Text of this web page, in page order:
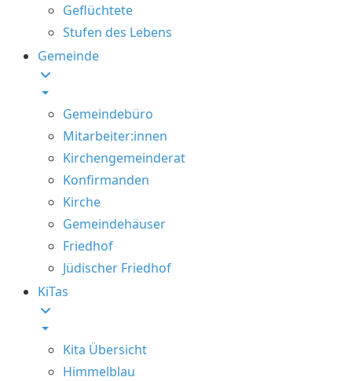
Geflüchtete
Stufen des Lebens
Gemeinde
Gemeindebüro
Mitarbeiter:innen
Kirchengemeinderat
Konfirmanden
Kirche
Gemeindehäuser
Friedhof
Jüdischer Friedhof
KiTas
Kita Übersicht
Himmelblau